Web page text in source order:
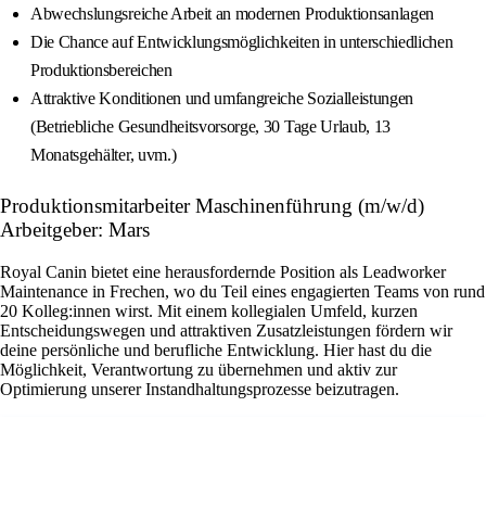
Abwechslungsreiche Arbeit an modernen Produktionsanlagen
Die Chance auf Entwicklungsmöglichkeiten in unterschiedlichen
Produktionsbereichen
Attraktive Konditionen und umfangreiche Sozialleistungen
(Betriebliche Gesundheitsvorsorge, 30 Tage Urlaub, 13
Monatsgehälter, uvm.)
Produktionsmitarbeiter Maschinenführung (m/w/d)
Arbeitgeber: Mars
Royal Canin bietet eine herausfordernde Position als Leadworker
Maintenance in Frechen, wo du Teil eines engagierten Teams von rund
20 Kolleg:innen wirst. Mit einem kollegialen Umfeld, kurzen
Entscheidungswegen und attraktiven Zusatzleistungen fördern wir
deine persönliche und berufliche Entwicklung. Hier hast du die
Möglichkeit, Verantwortung zu übernehmen und aktiv zur
Optimierung unserer Instandhaltungsprozesse beizutragen.